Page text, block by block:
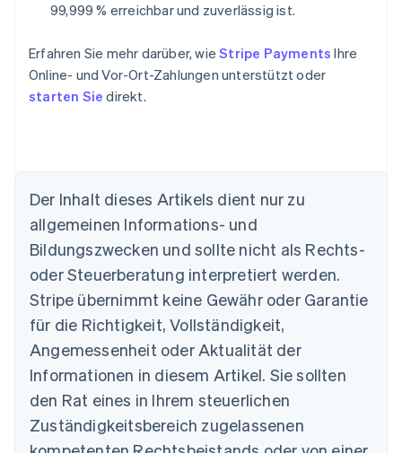
99,999 % erreichbar und zuverlässig ist.
Erfahren Sie mehr darüber, wieStripe Payments Ihre
Online- und Vor-Ort-Zahlungen unterstützt oder
starten Sie direkt.
Der Inhalt dieses Artikels dient nur zu
allgemeinen Informations- und
Bildungszwecken und sollte nicht als Rechts-
oder Steuerberatung interpretiert werden.
Stripe übernimmt keine Gewähr oder Garantie
für die Richtigkeit, Vollständigkeit,
Angemessenheit oder Aktualität der
Informationen in diesem Artikel. Sie sollten
den Rat eines in Ihrem steuerlichen
Zuständigkeitsbereich zugelassenen
Australien
English
Belgien
Brasilien
PortuguêsEnglish
Bulgarien
English
Dänemark
English
DeutschEnglish
Estland
English